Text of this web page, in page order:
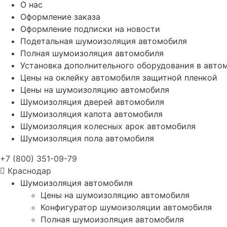
О нас
Оформление заказа
Оформление подписки на новости
Подетальная шумоизоляция автомобиля
Полная шумоизоляция автомобиля
Установка дополнительного оборудования в
Цены на оклейку автомобиля защитной пленкой
Цены на шумоизоляцию автомобиля
Шумоизоляция дверей автомобиля
Шумоизоляция капота автомобиля
Шумоизоляция колесных арок автомобиля
Шумоизоляция пола автомобиля
+7 (800) 351-09-79
Краснодар
Шумоизоляция автомобиля
Цены на шумоизоляцию автомобиля
Конфигуратор шумоизоляции автомобиля
Полная шумоизоляция автомобиля